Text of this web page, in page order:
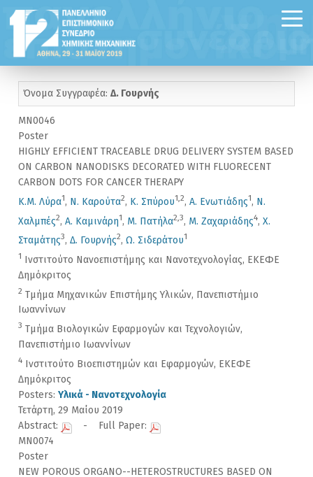
Όνομα Συγγραφέα: Δ. Γουρνής
MN0046
Poster
HIGHLY EFFICIENT TRACEABLE DRUG DELIVERY SYSTEM BASED
ON CARBON NANODISKS DECORATED WITH FLUORECENT
CARBON DOTS FOR CANCER THERAPY
Κ.Μ. Λύρα1, Ν. Καρούτα2, Κ. Σπύρου1,2, Α. Ενωτιάδης1, Ν.
Χαλμπές2, Α. Καμινάρη1, Μ. Πατήλα2,3, Μ. Ζαχαριάδης4, Χ.
Σταμάτης3, Δ. Γουρνής2, Ω. Σιδεράτου1
1 Ινστιτούτο Νανοεπιστήμης και Νανοτεχνολογίας, ΕΚΕΦΕ
Δημόκριτος
2 Τμήμα Μηχανικών Επιστήμης Υλικών, Πανεπιστήμιο
Ιωαννίνων
3 Τμήμα Βιολογικών Εφαρμογών και Τεχνολογιών,
Πανεπιστήμιο Ιωαννίνων
4 Ινστιτούτο Βιοεπιστημών και Εφαρμογών, ΕΚΕΦΕ
Δημόκριτος
Posters: Υλικά - Νανοτεχνολογία
Τετάρτη, 29 Μαίου 2019
Abstract:
- Full Paper:
MN0074
Poster
NEW POROUS ORGANO--HETEROSTRUCTURES BASED ON